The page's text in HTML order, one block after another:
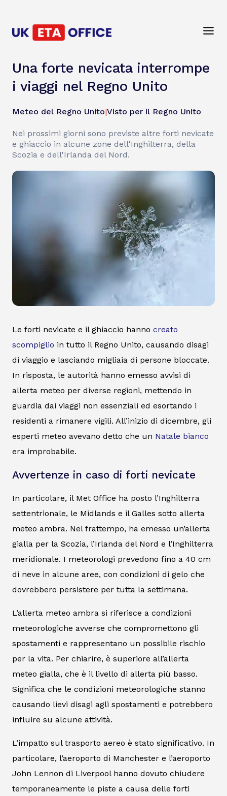
Una forte nevicata interrompe
i viaggi nel Regno Unito
Meteo del Regno Unito|Visto per il Regno Unito
Nei prossimi giorni sono previste altre forti nevicate
e ghiaccio in alcune zone dell'Inghilterra, della
Scozia e dell'Irlanda del Nord.
Le forti nevicate e il ghiaccio hanno creato
scompiglio in tutto il Regno Unito, causando disagi
di viaggio e lasciando migliaia di persone bloccate.
In risposta, le autorità hanno emesso avvisi di
allerta meteo per diverse regioni, mettendo in
guardia dai viaggi non essenziali ed esortando i
residenti a rimanere vigili. All’inizio di dicembre, gli
esperti meteo avevano detto che un Natale bianco
era improbabile.
Avvertenze in caso di forti nevicate
In particolare, il Met Office ha posto l’Inghilterra
settentrionale, le Midlands e il Galles sotto allerta
meteo ambra. Nel frattempo, ha emesso un’allerta
gialla per la Scozia, l’Irlanda del Nord e l’Inghilterra
meridionale. I meteorologi prevedono fino a 40 cm
di neve in alcune aree, con condizioni di gelo che
dovrebbero persistere per tutta la settimana.
L’allerta meteo ambra si riferisce a condizioni
meteorologiche avverse che compromettono gli
spostamenti e rappresentano un possibile rischio
per la vita. Per chiarire, è superiore all’allerta
meteo gialla, che è il livello di allerta più basso.
Significa che le condizioni meteorologiche stanno
causando lievi disagi agli spostamenti e potrebbero
influire su alcune attività.
L’impatto sul trasporto aereo è stato significativo. In
particolare, l’aeroporto di Manchester e l’aeroporto
John Lennon di Liverpool hanno dovuto chiudere
temporaneamente le piste a causa delle forti